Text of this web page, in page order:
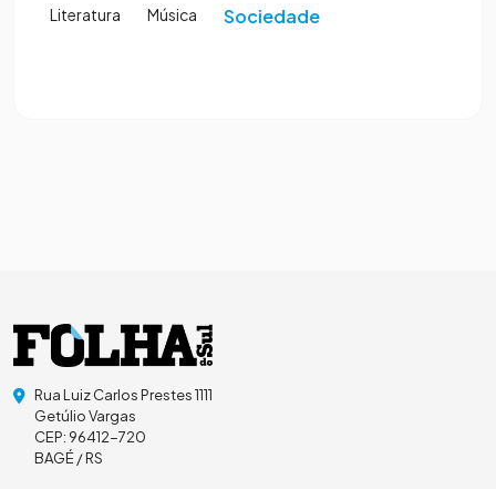
Literatura Música Sociedade
Rua Luiz Carlos Prestes 1111
Getúlio Vargas
CEP: 96412-720
BAGÉ / RS